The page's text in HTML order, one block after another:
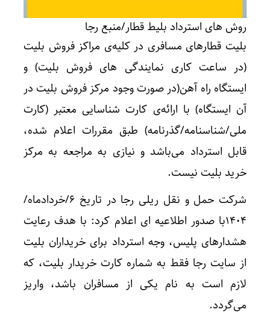
روش های استرداد بلیط قطار/منبع رجا
بلیت قطارهای مسافری در کلیه‌ی مراکز فروش بلیت
(در ساعت کاری نمایندگی های فروش بلیت) و
ایستگاه راه آهن(در صورت وجود مرکز فروش بلیت در
آن ایستگاه) با ارائه‌ی کارت شناسایی معتبر (کارت
ملی/شناسنامه/گذرنامه) طبق مقررات اعلام شده،
قابل استرداد می‌باشد و نیازی به مراجعه به مرکز
خرید بلیت نیست.
شرکت حمل و نقل ریلی رجا در تاریخ ۶/خردادماه/
۱۴۰۴با صدور اطلاعیه ای اعلام کرد: با هدف رعایت
هشدارهای پلیس، وجه استرداد برای خریداران بلیت
از سایت رجا فقط به شماره کارت خریدار بلیت، که
لازم است به نام یکی از مسافران باشد، واریز
می‌گردد.